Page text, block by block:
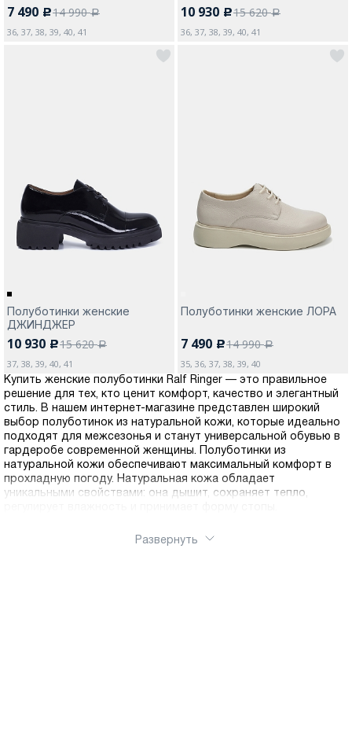
7 490 c14 990a
36, 37, 38, 39, 40, 41
10 930 c15 620a
36, 37, 38, 39, 40, 41
Полуботинки женские
ДЖИНДЖЕР
10 930 c15 620a
37, 38, 39, 40, 41
Полуботинки женские ЛОРА
7 490 c14 990a
35, 36, 37, 38, 39, 40
Купить женские полуботинки Ralf Ringer — это правильное
решение для тех, кто ценит комфорт, качество и элегантный
стиль. В нашем интернет-магазине представлен широкий
выбор полуботинок из натуральной кожи, которые идеально
подходят для межсезонья и станут универсальной обувью в
гардеробе современной женщины. Полуботинки из
натуральной кожи обеспечивают максимальный комфорт в
прохладную погоду. Натуральная кожа обладает
уникальными свойствами: она дышит, сохраняет тепло,
использованием современных технологий и качественных
Развернуть